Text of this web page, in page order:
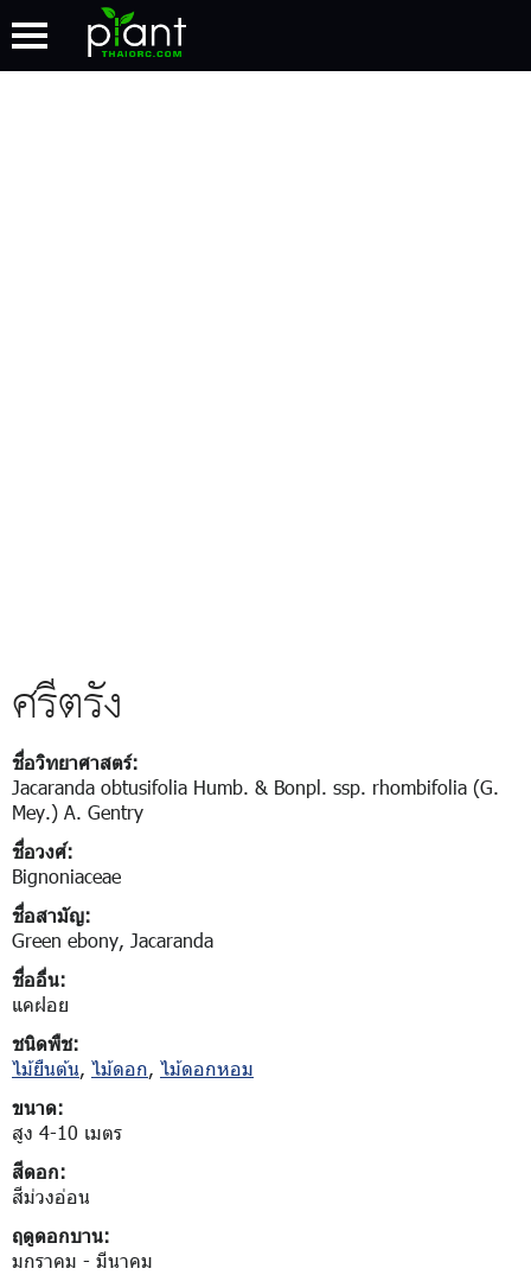
ศรีตรัง
ชื่อวิทยาศาสตร์:
Jacaranda obtusifolia Humb. & Bonpl. ssp. rhombifolia (G.
Mey.) A. Gentry
ชื่อวงศ์:
Bignoniaceae
ชื่อสามัญ:
Green ebony, Jacaranda
ชื่ออื่น:
แคฝอย
ชนิดพืช:
ไม้ยืนต้น, ไม้ดอก, ไม้ดอกหอม
ขนาด:
สูง 4-10 เมตร
สีดอก:
สีม่วงอ่อน
ฤดูดอกบาน:
มกราคม - มีนาคม